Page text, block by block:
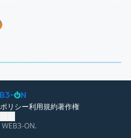
リシー利用規約著作権
WEB3-ON.